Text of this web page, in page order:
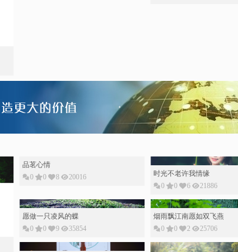
品茗心情
时光不老许我情缘
0
0 6 21886
愿做一只凌风的蝶
0
0 9 35854
烟雨飘江南愿如双飞燕
0
0 2 25706